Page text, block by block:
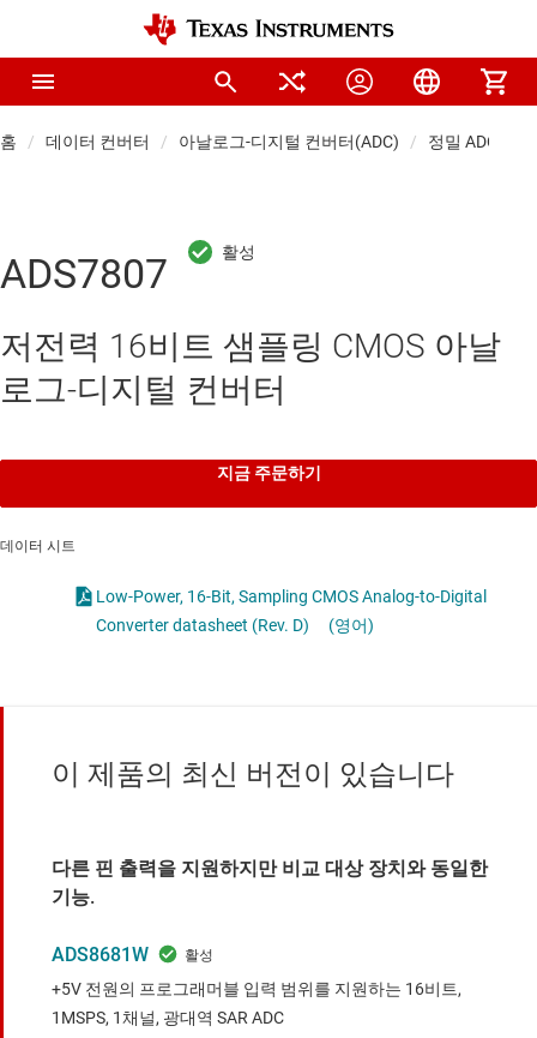
홈 데이터 컨버터 아날로그-디지털 컨버터(ADC) 정밀 ADC
ADS7807
저전력 16비트 샘플링 CMOS 아날
로그-디지털 컨버터
지금 주문하기
데이터 시트
Low-Power, 16-Bit, Sampling CMOS Analog-to-Digital
Converter datasheet (Rev. D)
(영어)
이 제품의 최신 버전이 있습니다
다른 핀 출력을 지원하지만 비교 대상 장치와 동일한
기능.
ADS8681W
+5V 전원의 프로그래머블 입력 범위를 지원하는 16비트,
1MSPS, 1채널, 광대역 SAR ADC